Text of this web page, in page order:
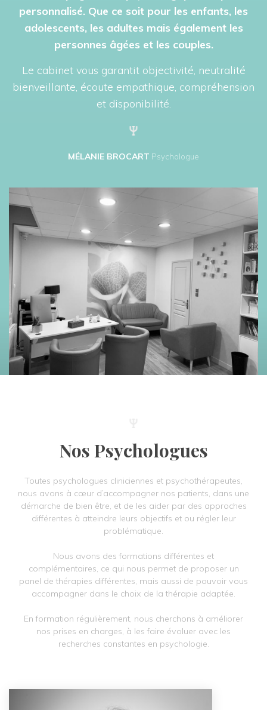
personnalisé. Que ce soit pour les enfants, les
adolescents, les adultes mais également les
personnes âgées et les couples.
Le cabinet vous garantit objectivité, neutralité
bienveillante, écoute empathique, compréhension
et disponibilité.
MÉLANIE BROCART Psychologue
Nos Psychologues
Toutes psychologues cliniciennes et psychothérapeutes,
nous avons à cœur d’accompagner nos patients, dans une
démarche de bien être, et de les aider par des approches
différentes à atteindre leurs objectifs et ou régler leur
problématique.
Nous avons des formations différentes et
complémentaires, ce qui nous permet de proposer un
panel de thérapies différentes, mais aussi de pouvoir vous
accompagner dans le choix de la thérapie adaptée.
En formation régulièrement, nous cherchons à améliorer
nos prises en charges, à les faire évoluer avec les
recherches constantes en psychologie.